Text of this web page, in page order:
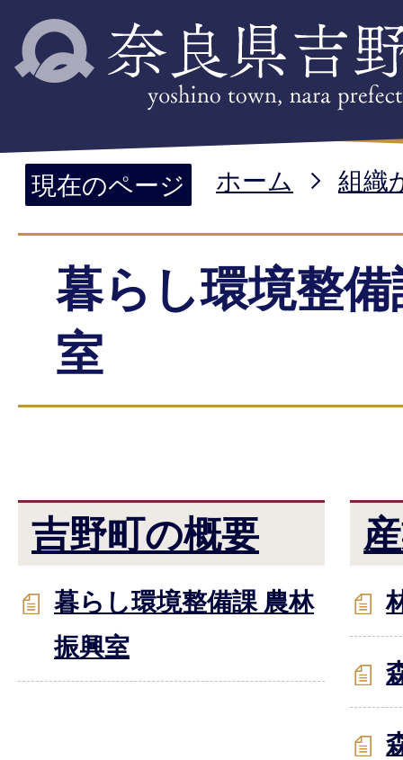
現在のページ ホーム 組織
暮らし環境整
室
吉野町の概要
暮らし環境整備課 農林
振興室